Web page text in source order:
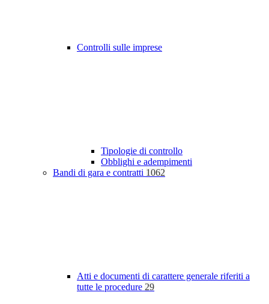
Controlli sulle imprese
Tipologie di controllo
Obblighi e adempimenti
Bandi di gara e contratti 1062
Atti e documenti di carattere generale riferiti a
tutte le procedure 29